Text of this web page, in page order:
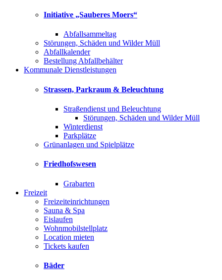
Initiative „Sauberes Moers“
Abfallsammeltag
Störungen, Schäden und Wilder Müll
Abfallkalender
Bestellung Abfallbehälter
Kommunale Dienstleistungen
Strassen, Parkraum & Beleuchtung
Straßendienst und Beleuchtung
Störungen, Schäden und Wilder Müll
Winterdienst
Parkplätze
Grünanlagen und Spielplätze
Friedhofswesen
Grabarten
Freizeit
Freizeiteinrichtungen
Sauna & Spa
Eislaufen
Wohnmobilstellplatz
Location mieten
Tickets kaufen
Bäder